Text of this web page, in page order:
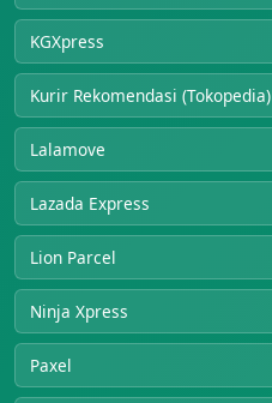
KGXpress
Kurir Rekomendasi (Tokopedia)
Lalamove
Lazada Express
Lion Parcel
Ninja Xpress
Paxel